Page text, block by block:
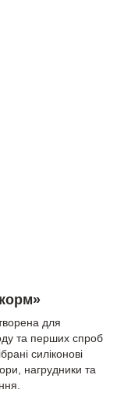
для
та перших спроб
силіконові
нагрудники та